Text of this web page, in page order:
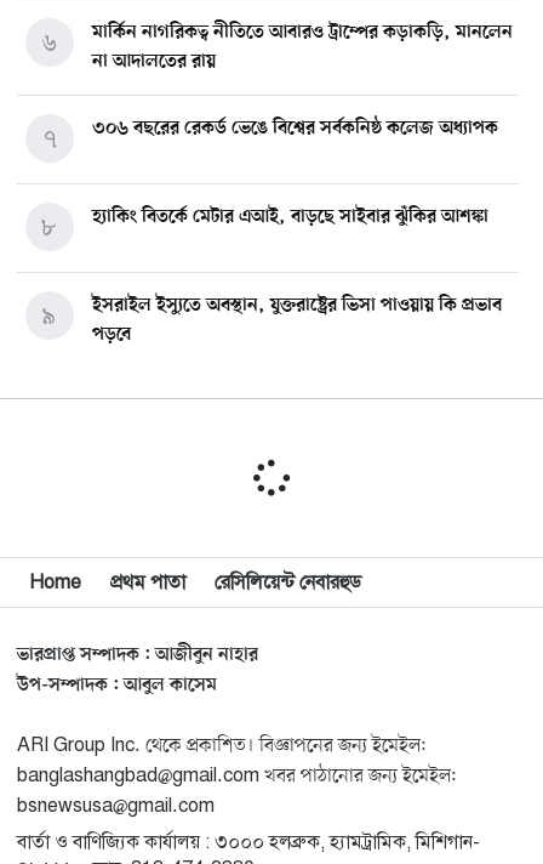
মার্কিন নাগরিকত্ব নীতিতে আবারও ট্রাম্পের কড়াকড়ি, মানলেন
না আদালতের রায়
৬
৩০৬ বছরের রেকর্ড ভেঙে বিশ্বের সর্বকনিষ্ঠ কলেজ অধ্যাপক
৭
হ্যাকিং বিতর্কে মেটার এআই, বাড়ছে সাইবার ঝুঁকির আশঙ্কা
৮
ইসরাইল ইস্যুতে অবস্থান, যুক্তরাষ্ট্রের ভিসা পাওয়ায় কি প্রভাব
পড়বে
৯
চাঁদের বুকে আছড়ে পড়ল ইলন মাস্কের প্রতিষ্ঠানের রকেট
‘জুলাইকার’ এই বিতর্কের জন্য আদালত থাকবে না: স্বরাষ্ট্রমন্ত্রী
১২
জুলাই যোদ্ধাদের যথাযথ মর্যাদা দেওয়া না হলে সেটা জাতির
জন্য লজ্জার হবে: ভারপ্রাপ্ত রাষ্ট্রপতি
১৩
মিশিগানে ডেমোক্র্যাট সিনেট প্রাইমারিতে জয়ী আবদুল আল-
সাইয়েদ, ব্যর্থ কোটি কোটি ডলারের প্রচারণা
১৪
মিশিগানে দক্ষিণ সুরমা ওয়েলফেয়ার অ্যাসোসিয়েশনের
Home প্রথম পাতা রেসিলিয়েন্ট নেবারহুড
ভারপ্রাপ্ত সম্পাদক : আজীবুন নাহার
উপ-সম্পাদক : আবুল কাসেম
ARI Group Inc. থেকে প্রকাশিত। বিজ্ঞাপনের জন্য ইমেইল:
banglashangbad@gmail.com খবর পাঠানোর জন্য ইমেইল:
bsnewsusa@gmail.com
বার্তা ও বাণিজ্যিক কার্যালয় : ৩০০০ হলব্রুক, হ্যামট্রামিক, মিশিগান-